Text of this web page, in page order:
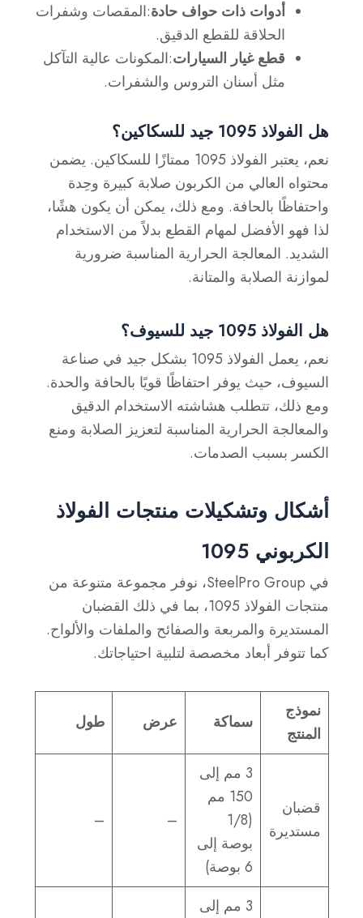
أدوات ذات حواف حادة:المقصات وشفرات
الحلاقة للقطع الدقيق.
قطع غيار السيارات:المكونات عالية التآكل
مثل أسنان التروس والشفرات.
هل الفولاذ 1095 جيد للسكاكين؟
نعم، يعتبر الفولاذ 1095 ممتازًا للسكاكين. يضمن
محتواه العالي من الكربون صلابة كبيرة وحِدة
واحتفاظًا بالحافة. ومع ذلك، يمكن أن يكون هشًا،
لذا فهو الأفضل لمهام القطع بدلاً من الاستخدام
الشديد. المعالجة الحرارية المناسبة ضرورية
لموازنة الصلابة والمتانة.
هل الفولاذ 1095 جيد للسيوف؟
نعم، يعمل الفولاذ 1095 بشكل جيد في صناعة
السيوف، حيث يوفر احتفاظًا قويًا بالحافة والحدة.
ومع ذلك، تتطلب هشاشته الاستخدام الدقيق
والمعالجة الحرارية المناسبة لتعزيز الصلابة ومنع
الكسر بسبب الصدمات.
أشكال وتشكيلات منتجات الفولاذ
الكربوني 1095
في SteelPro Group، نوفر مجموعة متنوعة من
منتجات الفولاذ 1095، بما في ذلك القضبان
المستديرة والمربعة والصفائح والملفات والألواح.
كما تتوفر أبعاد مخصصة لتلبية احتياجاتك.
نموذج
المنتج
سماكة عرض طول
قضبان
مستديرة
3 مم إلى
150 مم
(1/8
بوصة إلى
6 بوصة)
–
–
3 مم إلى